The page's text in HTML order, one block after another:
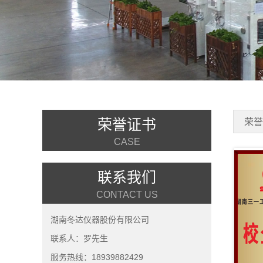
荣誉证书
CASE
联系我们
CONTACT US
湖南冬达仪器股份有限公司
联系人：罗先生
服务热线：18939882429
荣